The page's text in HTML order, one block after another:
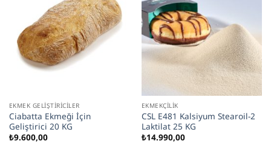
EKMEK GELIŞTIRICILER
Ciabatta Ekmeği İçin
Geliştirici 20 KG
₺9.600,00
EKMEKÇILIK
CSL E481 Kalsiyum Stearoil-2
Laktilat 25 KG
₺14.990,00